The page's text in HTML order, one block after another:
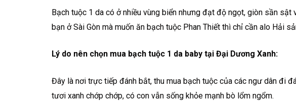
Bạch tuộc 1 da có ở nhiều vùng biển nhưng đạt độ ngọt, giòn sần sật
bạn ở Sài Gòn mà muốn ăn bạch tuộc Phan Thiết thì chỉ cần alo Hải
Lý do nên chọn mua bạch tuộc 1 da baby tại Đại Dương Xanh:
Đây là nơi trực tiếp đánh bắt, thu mua bạch tuộc của các ngư dân đi
tươi xanh chớp chớp, có con vẫn sống khỏe mạnh bò lổm ngổm.